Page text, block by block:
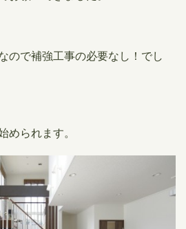
ので補強工事の必要なし！ でし
められます。